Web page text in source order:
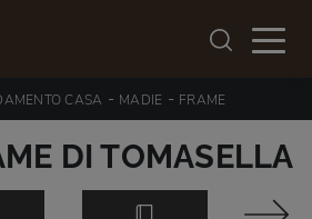
CASA - MADIE - FRAME
DI TOMASELLA